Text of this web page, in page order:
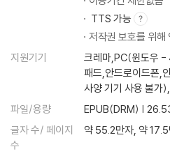
제81장 ‘피쿼드’호, ‘융프라우’호를 만나
제82장 포경업의 명예와 영광 498
제84장 창던지기 504
제85장 물보라 507
제87장 무적함대 520
제88장 학교와 교사들 535
제89장 잡힌 고래와 놓친 고래 539
TTS 가능
저작권 보호를 위해
지원기기
크레마,PC(윈도우 -
패드,안드로이드폰,
사양 기기 사용 불
파일/용량
EPUB(DRM) |
글자 수/ 페이지
수
약 55.2만자, 약